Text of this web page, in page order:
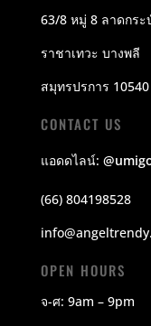
63/8 หมู่ 8 ลาดกระ
ราชาเทวะ บางพลี
สมุทรปรการ 10540
CONTACT US
แอดดไลน์:
(66) 804198528
OPEN HOURS
จ-ศ: 9am – 9pm